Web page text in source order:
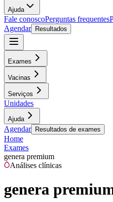
Ajuda
Fale conoscoPerguntas frequentes
Agendar
Resultados
Exames
Vacinas
Serviços
Unidades
Ajuda
Agendar Resultados de exames
Home
Exames
genera premium
Análises clínicas
genera